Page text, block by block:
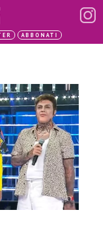
ABBONATI